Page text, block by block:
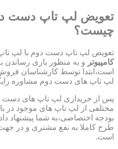
تعویض لپ تاپ دست
چیست؟
تعویض لپ تاپ دست دوم با لپ
کامپیوتر و به منظور یاری رساندن
است،ابتدا توسط کارشناسان
لپ تاپ های دست دوم مشاوره
پس از خریداری لپ تاپ های دست
مختلفی از لپ تاپ های موجود در
بودجه اختصاصی،به شما پیشنهاد
طرح کاملا به نفع مشتری و در
است.